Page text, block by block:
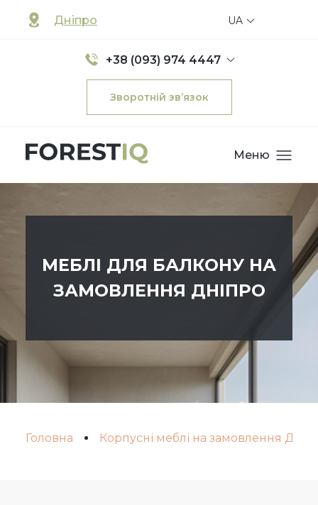
Дніпро
+38 (093) 974 4447
Зворотній зв’язок
UA
Меню
МЕБЛІ ДЛЯ БАЛКОНУ НА
ЗАМОВЛЕННЯ ДНІПРО
Головна Корпусні меблі на замовлення